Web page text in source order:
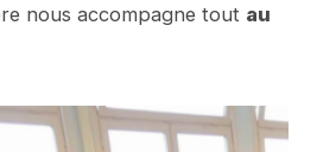
nous accompagne tout au